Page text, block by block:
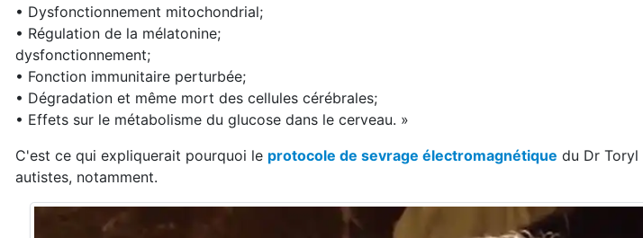
• Dysfonctionnement mitochondrial;
• Régulation de la mélatonine;
dysfonctionnement;
• Fonction immunitaire perturbée;
• Dégradation et même mort des cellules cérébrales;
• Effets sur le métabolisme du glucose dans le cerveau. »
C'est ce qui expliquerait pourquoi le protocole de sevrage électromagnétique du Dr
autistes, notamment.